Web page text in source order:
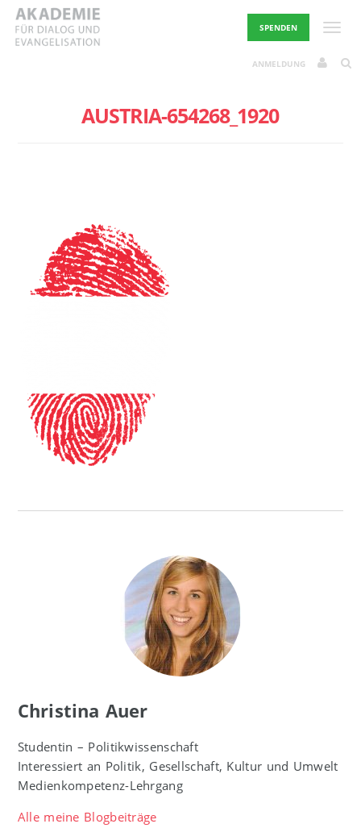
Skip
content
SPENDEN
ANMELDUNG
AUSTRIA-654268_1920
Christina Auer
Studentin – Politikwissenschaft
Interessiert an Politik, Gesellschaft, Kultur und Umwelt
Medienkompetenz-Lehrgang
Alle meine Blogbeiträge